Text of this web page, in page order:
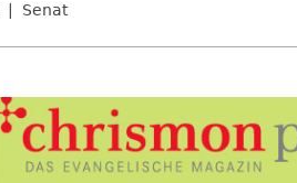
Senat